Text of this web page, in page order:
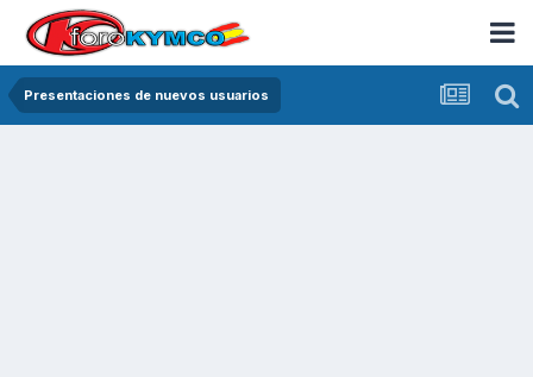
Presentaciones de nuevos usuarios